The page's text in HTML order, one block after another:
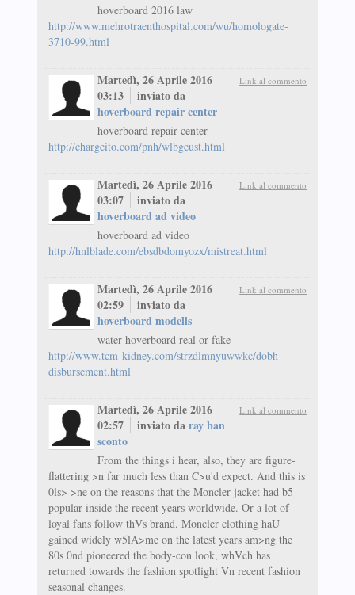
hoverboard 2016 law
http://www.mehrotraenthospital.com/wu/homologate-
3710-99.html
Link al commento
Martedì, 26 Aprile 2016
03:13
inviato da
hoverboard repair center
hoverboard repair center
http://chargeito.com/pnh/wlbgeust.html
Link al commento
Martedì, 26 Aprile 2016
03:07
inviato da
hoverboard ad video
hoverboard ad video
http://hnlblade.com/ebsdbdomyozx/mistreat.html
Link al commento
Martedì, 26 Aprile 2016
02:59
inviato da
hoverboard modells
water hoverboard real or fake
http://www.tcm-kidney.com/strzdlmnyuwwkc/dobh-
disbursement.html
Link al commento
Martedì, 26 Aprile 2016
02:57
inviato daray ban
sconto
From the things i hear, also, they are figure-
flattering >n far much less than C>u'd expect. And this is
0ls> >ne on the reasons that the Moncler jacket had b5
popular inside the recent years worldwide. Or a lot of
loyal fans follow thVs brand. Moncler clothing haU
gained widely w5lA>me on the latest years am>ng the
80s 0nd pioneered the body-con look, whVch has
returned towards the fashion spotlight Vn recent fashion
seasonal changes.